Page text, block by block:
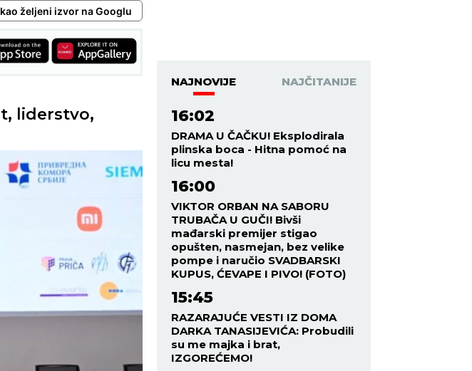
željeni izvor na Googlu
liderstvo,
NAJNOVIJE NAJČITANIJE
16:02
DRAMA U ČAČKU! Eksplodirala
plinska boca - Hitna pomoć na
licu mesta!
16:00
VIKTOR ORBAN NA SABORU
TRUBAČA U GUČI! Bivši
mađarski premijer stigao
opušten, nasmejan, bez velike
pompe i naručio SVADBARSKI
KUPUS, ĆEVAPE I PIVO! (FOTO)
15:45
RAZARAJUĆE VESTI IZ DOMA
DARKA TANASIJEVIĆA: Probudili
su me majka i brat,
IZGOREĆEMO!